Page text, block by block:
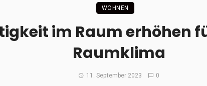
WOHNEN
im Raum erhöhen
Raumklima
11. September 2023 0